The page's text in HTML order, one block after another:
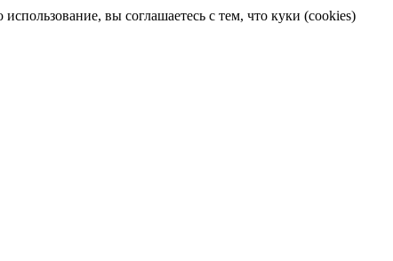
вы соглашаетесь с тем, что куки (cookies)